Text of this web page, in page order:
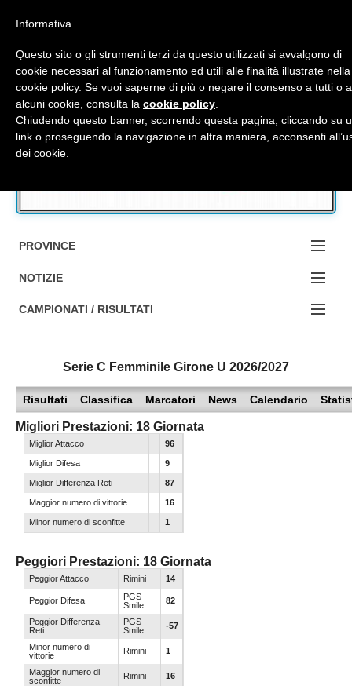
Accedi / Registrati
Contattaci
PROVINCE
EDIZIONE:
BOLOGNA
MODENA
PARMA
PIACENZA
REGGIO EMILIA
NOTIZIE
NOTIZIE:
PROMOZIONE
PRIMA
JUNIORES
CAMPIONATI / RISULTATI
REGIONALI
Serie C Femminile Girone U 2026/2027
Risultati Classifica Marcatori News Calendario
Migliori Prestazioni: 18 Giornata
Miglior Attacco 96
Miglior Difesa 9
Miglior Differenza Reti 87
Maggior numero di vittorie 16
Minor numero di sconfitte 1
Peggiori Prestazioni: 18 Giornata
Peggior Attacco Rimini 14
Peggior Difesa
PGS
Smile
82
Peggior Differenza
Reti
PGS
Smile
-57
Minor numero di
vittorie
Rimini 1
Maggior numero di
sconfitte
Rimini 16
Informativa
Questo sito o gli strumenti terzi da questo utilizzati si avvalgono di
cookie necessari al funzionamento ed utili alle finalità illustrate nella
cookie policy. Se vuoi saperne di più o negare il consenso a tutti o
alcuni cookie, consulta la cookie policy
Chiudendo questo banner, scorrendo questa pagina, cliccando su
link o proseguendo la navigazione in altra maniera, acconsenti
dei cookie.